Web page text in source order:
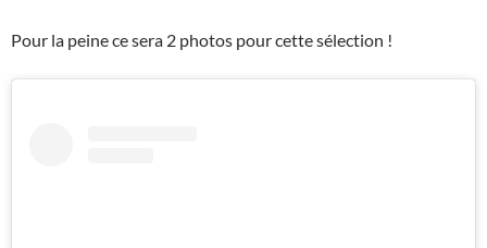
Pour la peine ce sera 2 photos pour cette sélection !